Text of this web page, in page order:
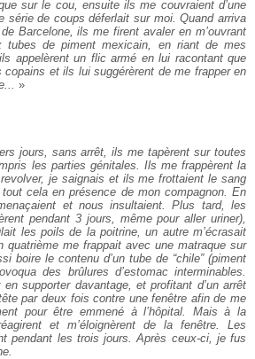
sur le cou, ensuite ils me couvraient d’une
série de coups déferlait sur moi. Quand arriva
Barcelone, ils me firent avaler en m’ouvrant
tubes de piment mexicain, en riant de mes
appelèrent un flic armé en lui racontant que
copains et ils lui suggérèrent de me frapper en
»
jours, sans arrêt, ils me tapèrent sur toutes
les parties génitales. Ils me frappèrent la
je saignais et ils me frottaient le sang
cela en présence de mon compagnon. En
et nous insultaient. Plus tard, les
pendant 3 jours, même pour aller uriner),
les poils de la poitrine, un autre m’écrasait
me frappait avec une matraque sur
boire le contenu d’un tube de “chile” (piment
des brûlures d’estomac interminables.
supporter davantage, et profitant d’un arrêt
par deux fois contre une fenêtre afin de me
pour être emmené à l’hôpital. Mais à la
et m’éloignèrent de la fenêtre. Les
pendant les trois jours. Après ceux-ci, je fus